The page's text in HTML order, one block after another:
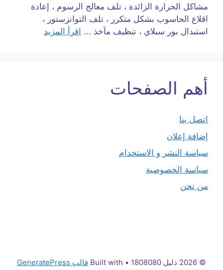
مشاكل الحرارة الزائدة ، تلف معالج الرسوم ، إعادة
اقلاع الحاسوب بشكل متكرر ، تلف التوانزستور ،
استبدال بور سبلاي ، تنظيف مآخذ ... اقرأ المزيد
أهم الصفحات
اتصل بنا
إضافة إعلان
سياسة النشر و الاستخدام
سياسة الخصوصية
من نحن
© 2026 دليل 1808080 • Built with قالب GeneratePress